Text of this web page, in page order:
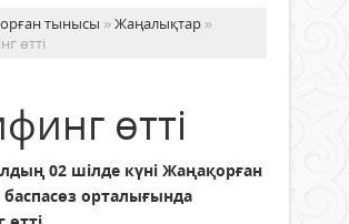
тынысы »Жаңалықтар »
өтті
өтті
02 шілде күні Жаңақорған
орталығында